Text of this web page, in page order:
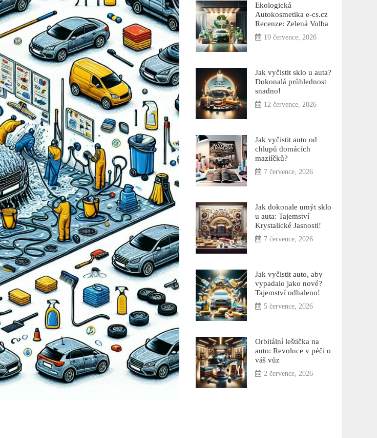
Ekologická
Autokosmetika e-cs.cz
Recenze: Zelená Volba
19 července, 2026
Jak vyčistit sklo u auta?
Dokonalá průhlednost
snadno!
12 července, 2026
Jak vyčistit auto od
chlupů domácích
mazlíčků?
7 července, 2026
Jak dokonale umýt sklo
u auta: Tajemství
Krystalické Jasnosti!
7 července, 2026
Jak vyčistit auto, aby
vypadalo jako nové?
Tajemství odhaleno!
5 července, 2026
Orbitální leštička na
auto: Revoluce v péči o
váš vůz
2 července, 2026